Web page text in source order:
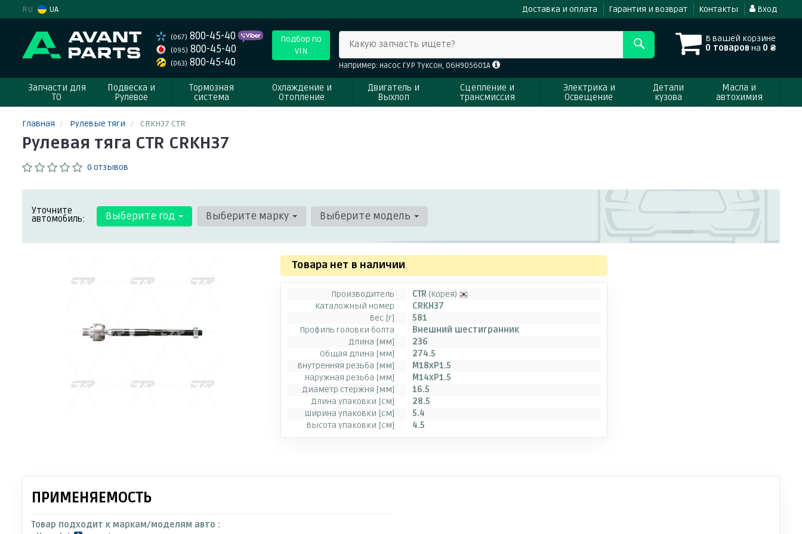
RU UA Доставка и оплата Гарантия и возврат Контакты Вход
(067) 800-45-40
(095) 800-45-40
(063) 800-45-40
Подбор по
VIN
В вашей корзине
0 товаров на 0 ₴
Какую запчасть ищете?
Например: насос ГУР Туксон, 06H905601A
Запчасти для
ТО
Подвеска и
Рулевое
Тормозная
система
Охлаждение и
Отопление
Двигатель и
Выхлоп
Сцепление и
трансмиссия
Электрика и
Освещение
Детали
кузова
Масла и
автохимия
Главная Рулевые тяги CRKH37 CTR
Рулевая тяга CTR CRKH37
0 отзывов
Уточните
автомобиль: Выберите год Выберите марку Выберите модель
Товара нет в наличии.
Производитель CTR (Корея)
Каталожный номер
CRKH37
Вес [г]
581
Профиль головки болта
Внешний шестигранник
Длина [мм]
236
Общая длина [мм]
274.5
Внутренняя резьба [мм]
M18xP1.5
Наружная резьба [мм]
M14xP1.5
Диаметр стержня [мм]
16.5
Длина упаковки [см]
28.5
Ширина упаковки [см]
5.4
Высота упаковки [см]
4.5
ПРИМЕНЯЕМОСТЬ
Товар подходит к маркам/моделям авто :